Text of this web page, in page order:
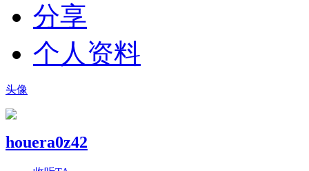
分享
个人资料
头像
houera0z42